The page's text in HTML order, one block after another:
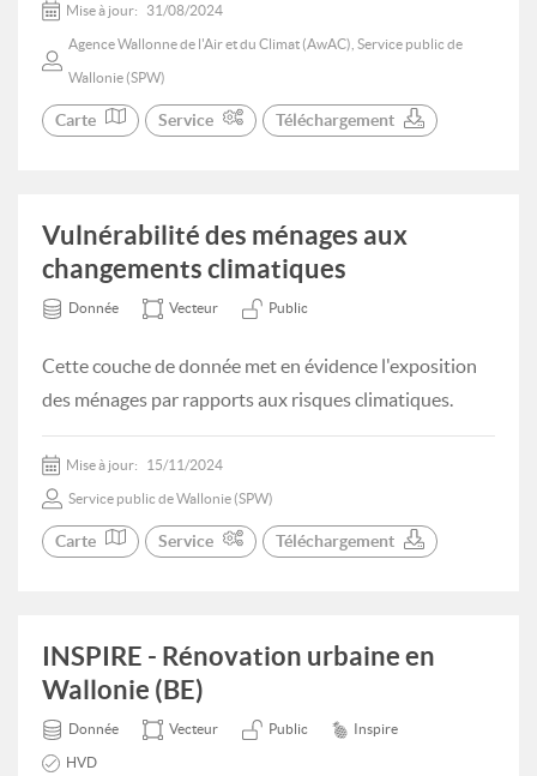
Mise à jour: 31/08/2024
Agence Wallonne de l'Air et du Climat (AwAC), Service public de
Wallonie (SPW)
Carte Service Téléchargement
Vulnérabilité des ménages aux
changements climatiques
Donnée Vecteur Public
Cette couche de donnée met en évidence l'exposition
des ménages par rapports aux risques climatiques.
Mise à jour: 15/11/2024
Service public de Wallonie (SPW)
Carte Service Téléchargement
INSPIRE - Rénovation urbaine en
Wallonie (BE)
Donnée Vecteur Public Inspire
HVD